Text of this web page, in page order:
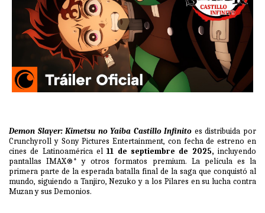
Demon Slayer: Kimetsu no Yaiba Castillo Infinito es distribuida por
Crunchyroll y Sony Pictures Entertainment, con fecha de estreno en
cines de Latinoamérica el11 de septiembre de 2025, incluyendo
pantallas IMAX®* y otros formatos premium. La película es la
primera parte de la esperada batalla final de la saga que conquistó al
mundo, siguiendo a Tanjiro, Nezuko y a los Pilares en su lucha contra
Muzan y sus Demonios.